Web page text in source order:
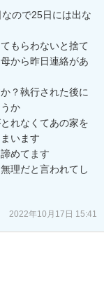
ので25日には出な
もらわないと捨て
から昨日連絡があ
？執行された後に
か
れなくてあの家を
います
めてます
理だと言われてし
2022年10月17日 15:41